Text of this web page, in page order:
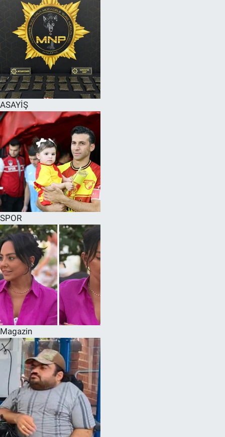
ASAYİŞ
SPOR
Magazin